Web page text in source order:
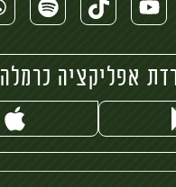
אפליקציה כרמלה